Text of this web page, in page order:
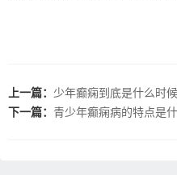
上一篇： 少年癫痫到底是什么时
下一篇： 青少年癫痫病的特点是